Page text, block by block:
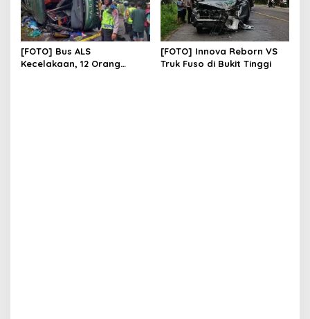
[FOTO] Bus ALS
Kecelakaan, 12 Orang
[FOTO] Innova Reborn VS
Truk Fuso di Bukit Tinggi